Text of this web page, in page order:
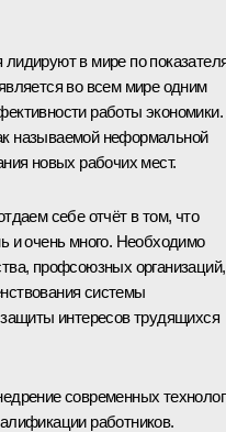
в мире по
во всем мире одним
работы экономики.
называемой неформальной
новых рабочих мест.
себе отчёт в том, что
и очень много. Необходимо
профсоюзных организаций,
системы
интересов трудящихся
современных
работников.